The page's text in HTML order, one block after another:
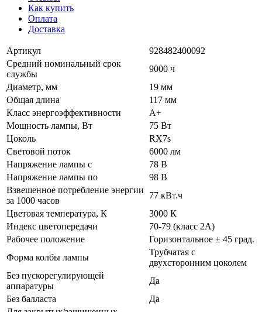
Как купить
Оплата
Доставка
Артикул
928482400092
Средний номинальный срок
службы
9000 ч
Диаметр, мм
19 мм
Общая длина
117 мм
Класс энергоэффективности
A+
Мощность лампы, Вт
75 Вт
Цоколь
RX7s
Световой поток
6000 лм
Напряжение лампы с
78 В
Напряжение лампы по
98 В
Взвешенное потребление энергии
за 1000 часов
77 кВт.ч
Цветовая температура, К
3000 К
Индекс цветопередачи
70-79 (класс 2А)
Рабочее положение
Горизонтальное ± 45 град.
Форма колбы лампы
Трубчатая с
двухсторонним цоколем
Без пускорегулирующей
аппаратуры
Да
Без балласта
Да